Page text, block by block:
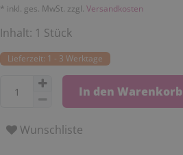
* inkl. ges. MwSt. zzgl. Versandkosten
Inhalt: 1 Stück
Lieferzeit: 1 - 3 Werktage
In den Warenkorb
Wunschliste